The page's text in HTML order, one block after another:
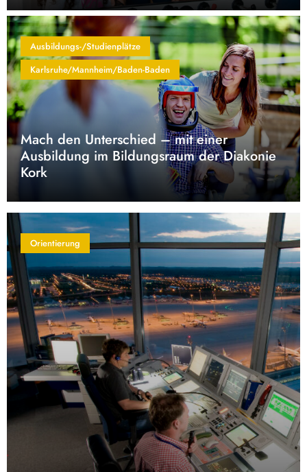
Ausbildungs-/Studienplätze
Karlsruhe/Mannheim/Baden-Baden
Mach den Unterschied – mit einer
Ausbildung im Bildungsraum der Diakonie
Kork
Orientierung